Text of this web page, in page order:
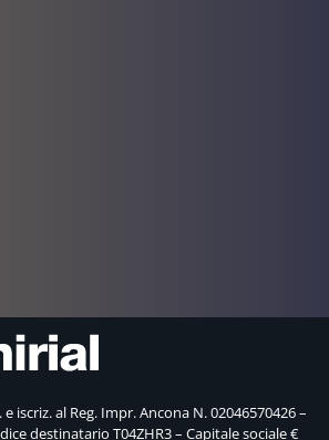
iscriz. al Reg. Impr. Ancona N. 02046570426 –
destinatario T04ZHR3 – Capitale sociale €